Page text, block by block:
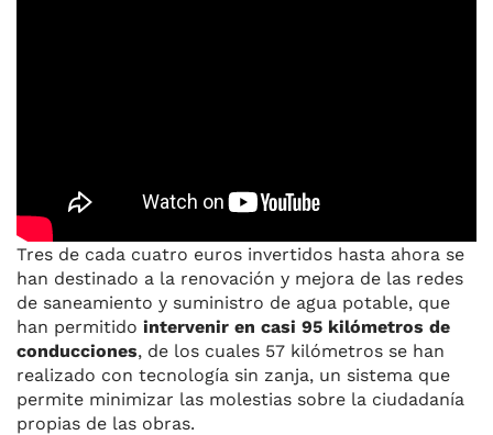
Tres de cada cuatro euros invertidos hasta ahora se
han destinado a la renovación y mejora de las redes
de saneamiento y suministro de agua potable, que
han permitido intervenir en casi 95 kilómetros de
conducciones, de los cuales 57 kilómetros se han
realizado con tecnología sin zanja, un sistema que
permite minimizar las molestias sobre la ciudadanía
propias de las obras.